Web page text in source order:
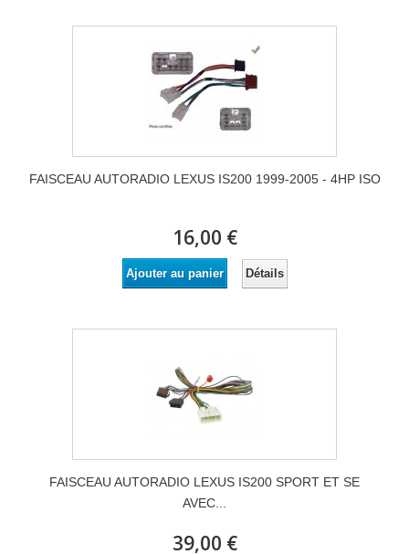
FAISCEAU AUTORADIO LEXUS IS200 1999-2005 - 4HP ISO
16,00 €
Ajouter au panier Détails
FAISCEAU AUTORADIO LEXUS IS200 SPORT ET SE
AVEC...
39,00 €